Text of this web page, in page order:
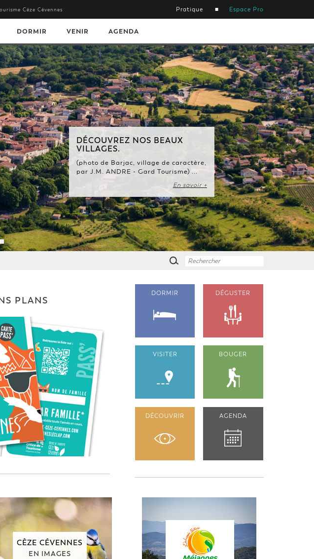
Cèze Cévennes Pratique Espace Pro
DORMIR VENIR AGENDA
DÉCOUVREZ NOS BEAUX
VILLAGES.
(photo de Barjac, village de caractère,
par J.M. ANDRE - Gard Tourisme) ...
En savoir +
DORMIR DÉGUSTER
VISITER BOUGER
DÉCOUVRIR AGENDA
PLANS
CÈZE CÉVENNES
EN IMAGES